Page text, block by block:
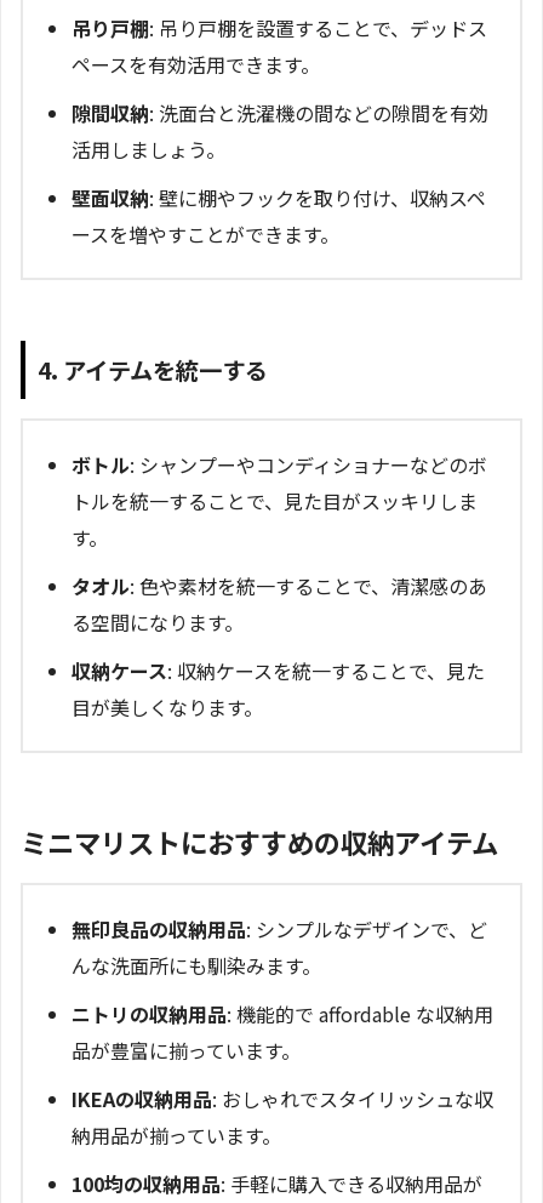
吊り戸棚: 吊り戸棚を設置することで、デッドス
ペースを有効活用できます。
隙間収納: 洗面台と洗濯機の間などの隙間を有効
活用しましょう。
壁面収納: 壁に棚やフックを取り付け、収納スペ
ースを増やすことができます。
4. アイテムを統一する
ボトル: シャンプーやコンディショナーなどのボ
トルを統一することで、見た目がスッキリしま
す。
タオル: 色や素材を統一することで、清潔感のあ
る空間になります。
収納ケース: 収納ケースを統一することで、見た
目が美しくなります。
ミニマリストにおすすめの収納アイテム
無印良品の収納用品: シンプルなデザインで、ど
んな洗面所にも馴染みます。
ニトリの収納用品: 機能的で affordable な収納用
品が豊富に揃っています。
IKEAの収納用品: おしゃれでスタイリッシュな収
納用品が揃っています。
100均の収納用品: 手軽に購入できる収納用品が